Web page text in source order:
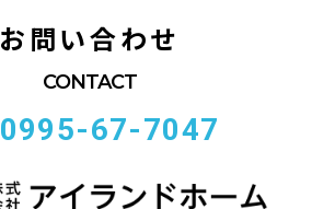
お問い合わせ
0995-67-7047